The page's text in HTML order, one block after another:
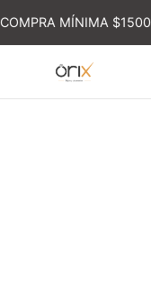
COMPRA MÍNIMA $1500